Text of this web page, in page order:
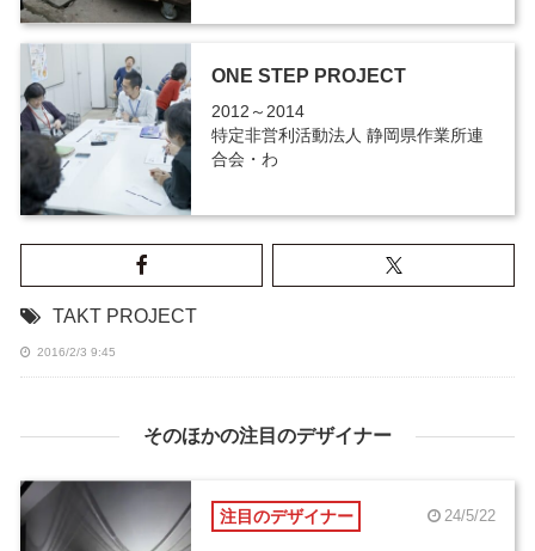
ONE STEP PROJECT
2012～2014
特定非営利活動法人 静岡県作業所連
合会・わ
TAKT PROJECT
2016/2/3 9:45
そのほかの注目のデザイナー
注目のデザイナー 24/5/22